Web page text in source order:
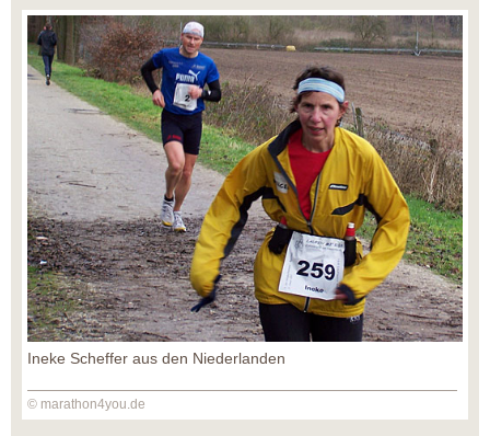
Ineke Scheffer aus den Niederlanden
© marathon4you.de